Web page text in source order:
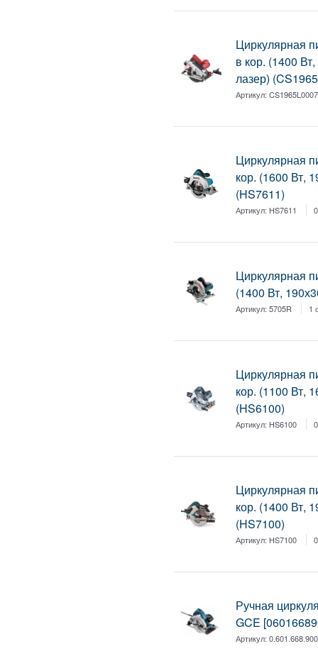
Циркулярная
в кор. (1400
лазер)
Артикул:CS1965L0007
Циркулярная
кор. (1600 Вт,
(HS7611)
Артикул: HS7611
Циркулярная
(1400 Вт,
Артикул:5705R 1
Циркулярная
кор. (1100 Вт,
(HS6100)
Артикул: HS6100
Циркулярная
кор. (1400 Вт,
(HS7100)
Артикул: HS7100
Ручная
GCE
Артикул:0.601.668.900